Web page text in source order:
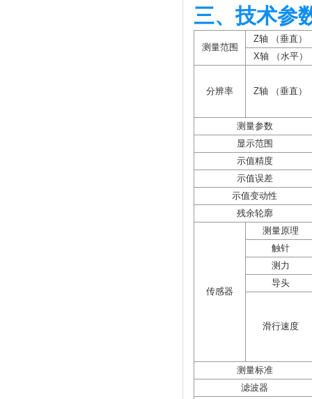
三、技术参
测量范围
Z轴 （垂直）
X轴 （水平）
分辨率 Z轴 （垂直）
测量参数
显示范围
示值精度
示值误差
示值变动性
残余轮廓
传感器
测量原理
触针
测力
导头
滑行速度
测量标准
滤波器